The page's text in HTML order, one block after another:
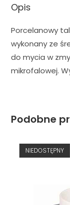
Opis
Porcelanowy
wykonany ze
do mycia w
mikrofalowej.
Podobne
NIEDOSTĘPNY